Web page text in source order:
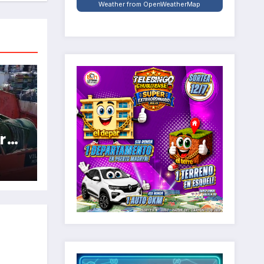
el
Weather from OpenWeatherMap